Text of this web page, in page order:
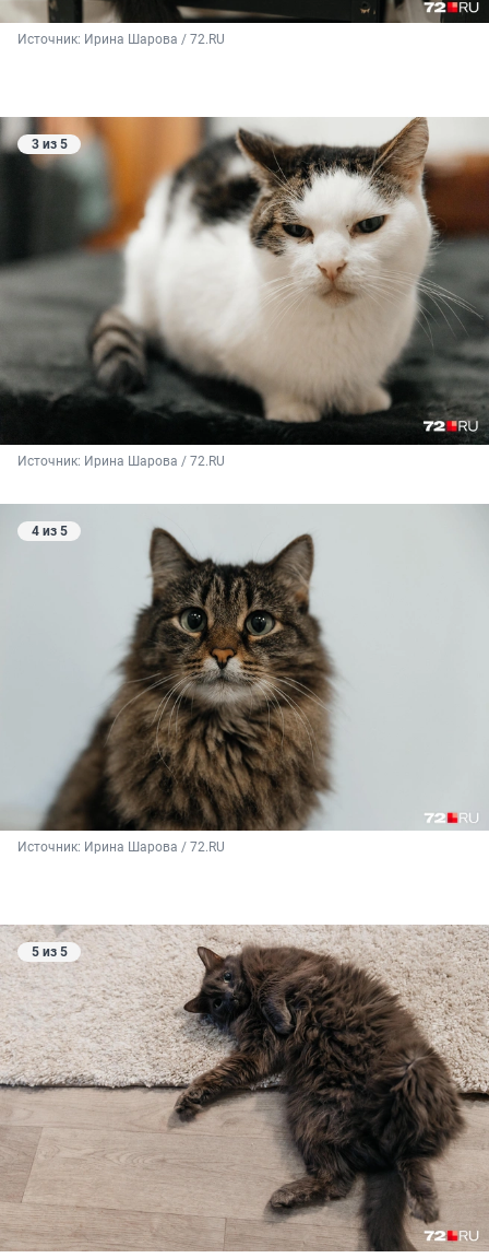
Источник: Ирина Шарова / 72.RU
3 из 5
Источник: Ирина Шарова / 72.RU
4 из 5
Источник: Ирина Шарова / 72.RU
5 из 5